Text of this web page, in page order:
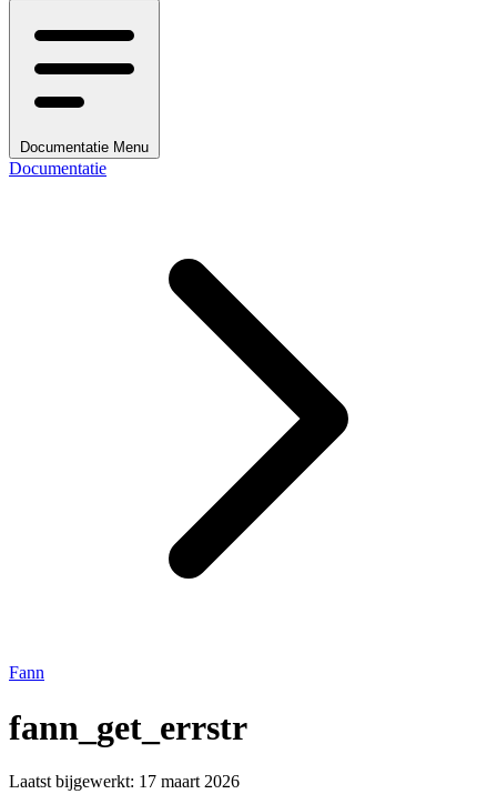
Documentatie Menu
Documentatie
Fann
fann_get_errstr
Laatst bijgewerkt: 17 maart 2026